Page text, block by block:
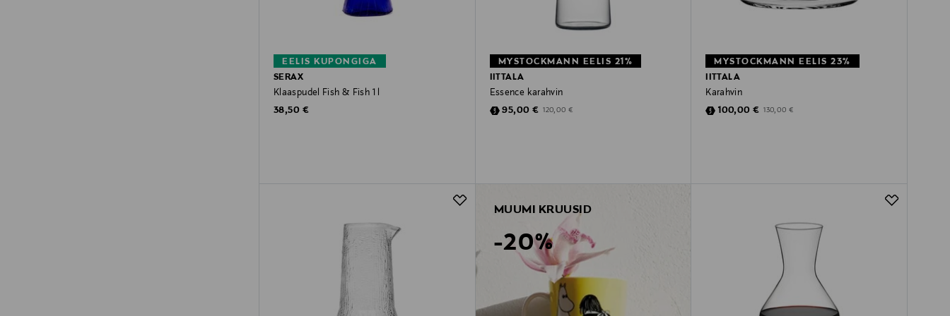
EELIS KUPONGIGA
SERAX
Klaaspudel Fish & Fish 1 l
Original Price
38,50 €
MYSTOCKMANN EELIS 21%
IITTALA
Essence karahvin
Discounted Price
95,00 € Original Price
120,00 €
MYSTOCKMANN EELIS 23%
IITTALA
Karahvin
Discounted Price
100,00 € Original Price
130,00 €
MUUMI KRUUSID
-20%